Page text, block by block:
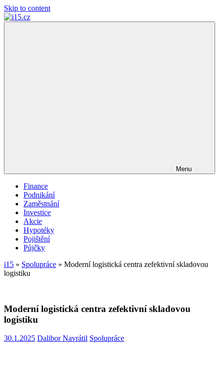
Skip to content
Menu
Finance
Podnikání
Zaměstnání
Investice
Akcie
Hypotéky
Pojištění
Půjčky
i15 » Spolupráce » Moderní logistická centra zefektivní skladovou
logistiku
Moderní logistická centra zefektivní skladovou
logistiku
30.1.2025 Dalibor Navrátil Spolupráce